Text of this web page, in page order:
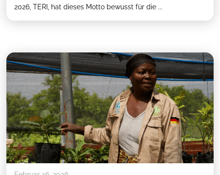
2026, TERI, hat dieses Motto bewusst für die ...